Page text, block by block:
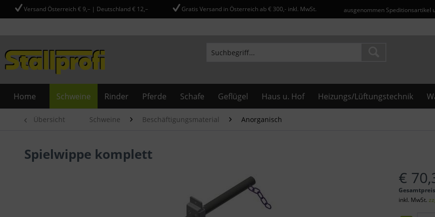
Versand Österreich € 9,– | Deutschland € 12,– Gratis Versand in Österreich ab € 300,- inkl. MwSt. ausgenommen Speditionsartikel
Home Schweine Rinder Pferde Schafe Geflügel Haus u. Hof Heizungs/Lüftungstechnik
Übersicht Schweine Beschäftigungsmaterial Anorganisch
Spielwippe komplett
€
inkl. MwSt.